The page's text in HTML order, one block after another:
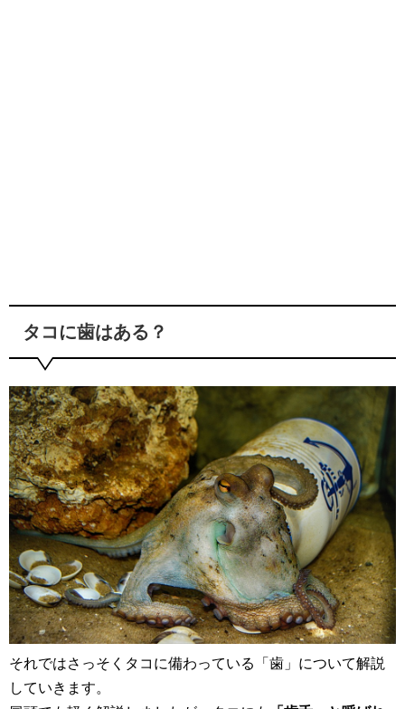
タコに歯はある？
それではさっそくタコに備わっている「歯」について解説
していきます。